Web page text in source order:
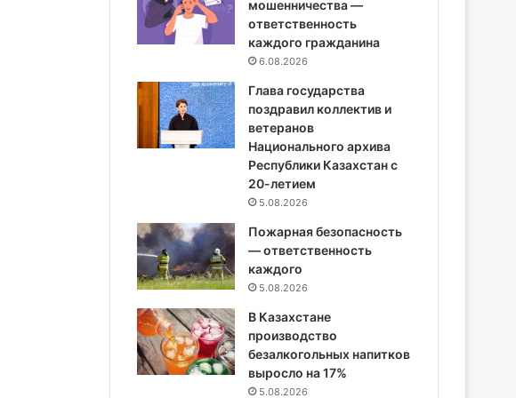
мошенничества —
ответственность
каждого гражданина
6.08.2026
Глава государства
поздравил коллектив и
ветеранов
Национального архива
Республики Казахстан с
20-летием
5.08.2026
Пожарная безопасность
— ответственность
каждого
5.08.2026
В Казахстане
производство
безалкогольных напитков
выросло на 17%
5.08.2026